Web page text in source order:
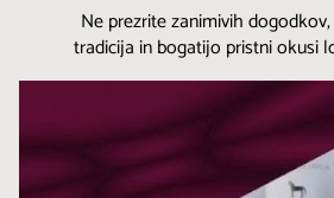
Ne prezrite zanimivih
tradicija in bogatijo pristni okusi